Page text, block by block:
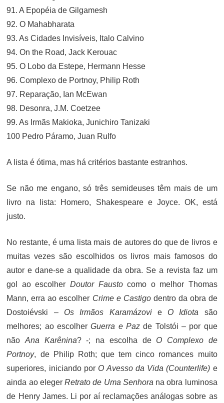
91. A Epopéia de Gilgamesh
92. O Mahabharata
93. As Cidades Invisíveis, Italo Calvino
94. On the Road, Jack Kerouac
95. O Lobo da Estepe, Hermann Hesse
96. Complexo de Portnoy, Philip Roth
97. Reparação, Ian McEwan
98. Desonra, J.M. Coetzee
99. As Irmãs Makioka, Junichiro Tanizaki
100 Pedro Páramo, Juan Rulfo
A lista é ótima, mas há critérios bastante estranhos.
Se não me engano, só três semideuses têm mais de um
livro na lista: Homero, Shakespeare e Joyce. OK, está
justo.
No restante, é uma lista mais de autores do que de livros e
muitas vezes são escolhidos os livros mais famosos do
autor e dane-se a qualidade da obra. Se a revista faz um
gol ao escolher Doutor Faustocomo o melhor Thomas
Mann, erra ao escolher Crime e Castigo dentro da obra de
Dostoiévski – Os Irmãos Karamázovi e O Idiota são
melhores; ao escolherGuerra e Paz de Tolstói – por que
nãoAna Karênina? -; na escolha de O Complexo de
Portnoy, de Philip Roth; que tem cinco romances muito
superiores, iniciando por O Avesso da Vida (Counterlife) e
ainda ao elegerRetrato de Uma Senhora na obra luminosa
de Henry James. Li por aí reclamações análogas sobre as